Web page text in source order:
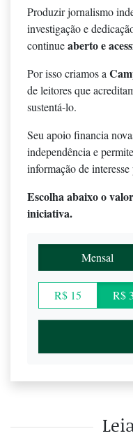
Produzir jornalismo
investigação e
continueaberto e
Por isso criamos a
de leitores que
sustentá-lo.
Seu apoio financia
independência e
informação de
Escolha abaixo o
iniciativa.
Mensal
R$ 15 R$